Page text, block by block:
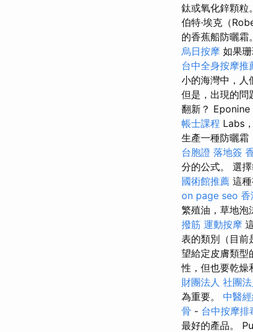
鈦或氧化鋅顆粒
伯特·埃克（
的香蕉船防曬霜
烏日按摩 如果
台中全身按摩推
小的海灣中，人
但是，出現的問
翻新？ Eponine
帳士課程 Labs
生產一種防曬霜
台胞證 落地簽
分的公式。 選
國術館推薦 這
on page seo 香
繁殖油，草地泡
撥筋 運動按摩
表的類別（目前
望給定皮膚類型
性，但也要乾燥
財團法人 社團法
為重要。 中醫
骨 - 台中按摩
最好的產品。